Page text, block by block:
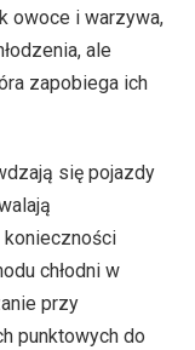
owoce i warzywa,
ale
zapobiega ich
się pojazdy
chłodni w
przy
punktowych do